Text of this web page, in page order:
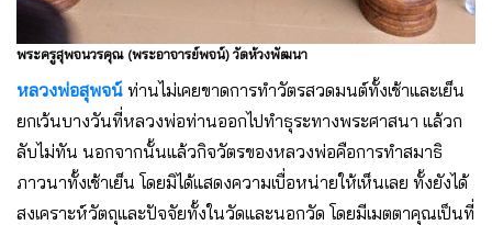
พระครูสุพจนวรคุณ (พระอาจารย์พจน์) วัดห้วงพัฒนา
หลวงพ่อสุพจน์ ท่านไม่เคยขาดการทำวัตรสวดมนต์ทั้งเช้าและเย็น
ยกเว้นบางวันที่หลวงพ่อท่านออกไปทำธุระทางพระศาสนา แล้วก
ลับไม่ทัน นอกจากนั้นแล้วกิจวัตรของหลวงพ่อคือการทำสมาธิ
ภาวนาทั้งเช้าเย็น โดยมิได้แสดงความเบื่อหน่ายให้เห็นเลย ทั้งยังได้
สงเคราะห์วัตถุและปัจจัยทั้งในวัดและนอกวัด โดยมีเมตตาคุณเป็นที่